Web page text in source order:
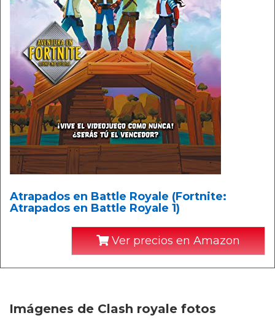
Atrapados en Battle Royale (Fortnite:
Atrapados en Battle Royale 1)
Ver precios en Amazon
Imágenes de Clash royale fotos